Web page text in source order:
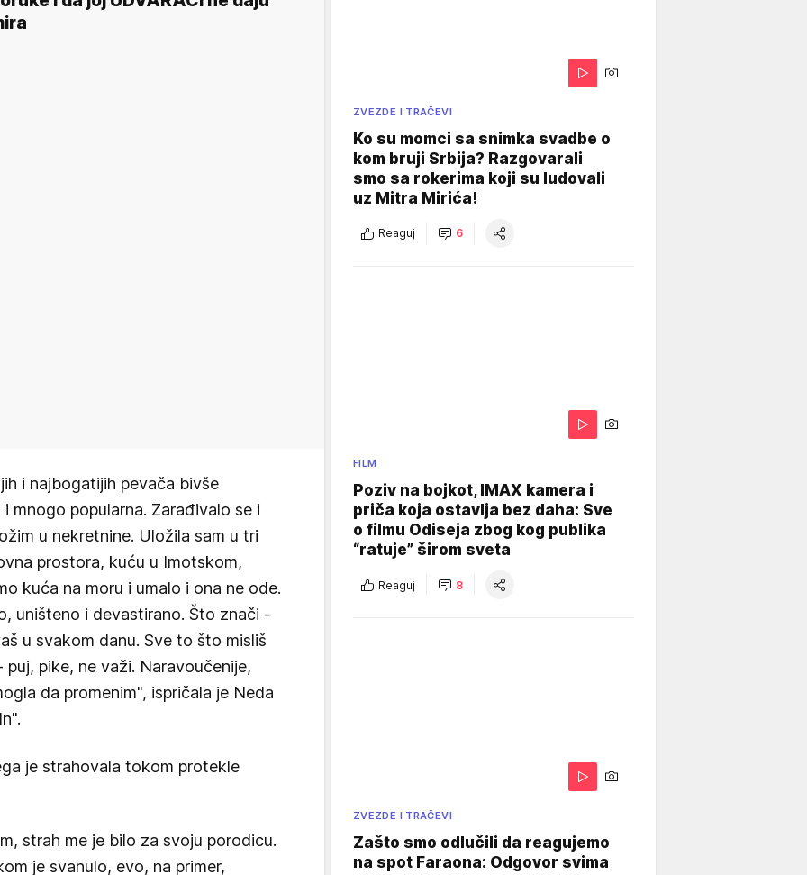
i najbogatijih pevača bivše
mnogo popularna. Zarađivalo se i
u nekretnine. Uložila sam u tri
prostora, kuću u Imotskom,
kuća na moru i umalo i ona ne ode.
uništeno i devastirano. Što znači -
u svakom danu. Sve to što misliš
pike, ne važi. Naravoučenije,
da promenim", ispričala je Neda
je strahovala tokom protekle
strah me je bilo za svoju porodicu.
je svanulo, evo, na primer,
ZVEZDE I TRAČEVI
Ko su momci sa snimka svadbe o
kom bruji Srbija? Razgovarali
smo sa rokerima koji su ludovali
uz Mitra Mirića!
Reaguj 6
FILM
Poziv na bojkot, IMAX kamera i
priča koja ostavlja bez daha: Sve
o filmu Odiseja zbog kog publika
“ratuje” širom sveta
Reaguj 8
ZVEZDE I TRAČEVI
Zašto smo odlučili da reagujemo
na spot Faraona: Odgovor svima